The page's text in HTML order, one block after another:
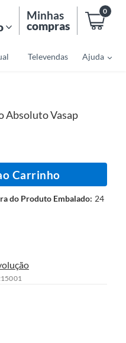
Minhas
compras
0
Televendas Ajuda
Absoluto Vasap
Carrinho
do Produto Embalado: 24